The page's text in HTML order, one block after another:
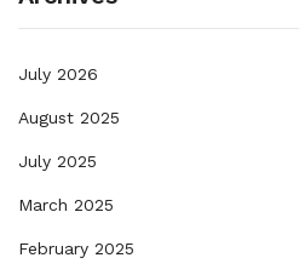
July 2026
August 2025
July 2025
March 2025
February 2025